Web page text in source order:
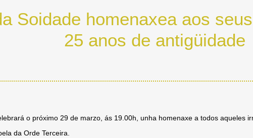
Soidade homenaxea aos
25 anos de antigüidade
o próximo 29 de marzo, ás 19.00h, unha homenaxe a todos aqueles
da Orde Terceira.